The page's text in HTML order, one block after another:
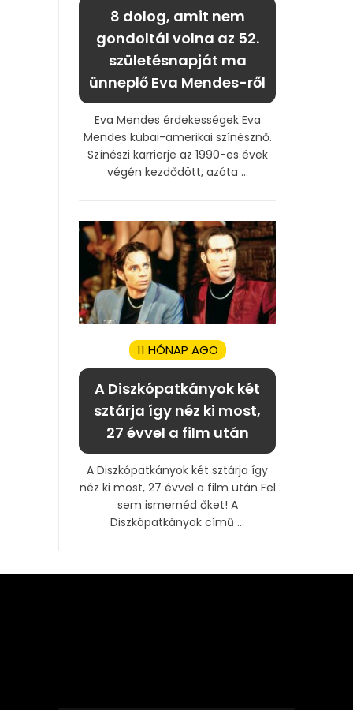
8 dolog, amit nem
gondoltál volna az 52.
születésnapját ma
ünneplő Eva Mendes-ről
Eva Mendes érdekességek Eva
Mendes kubai-amerikai színésznő.
Színészi karrierje az 1990-es évek
végén kezdődött, azóta ...
11 HÓNAP AGO
A Diszkópatkányok két
sztárja így néz ki most,
27 évvel a film után
A Diszkópatkányok két sztárja így
néz ki most, 27 évvel a film után Fel
sem ismernéd őket! A
Diszkópatkányok című ...